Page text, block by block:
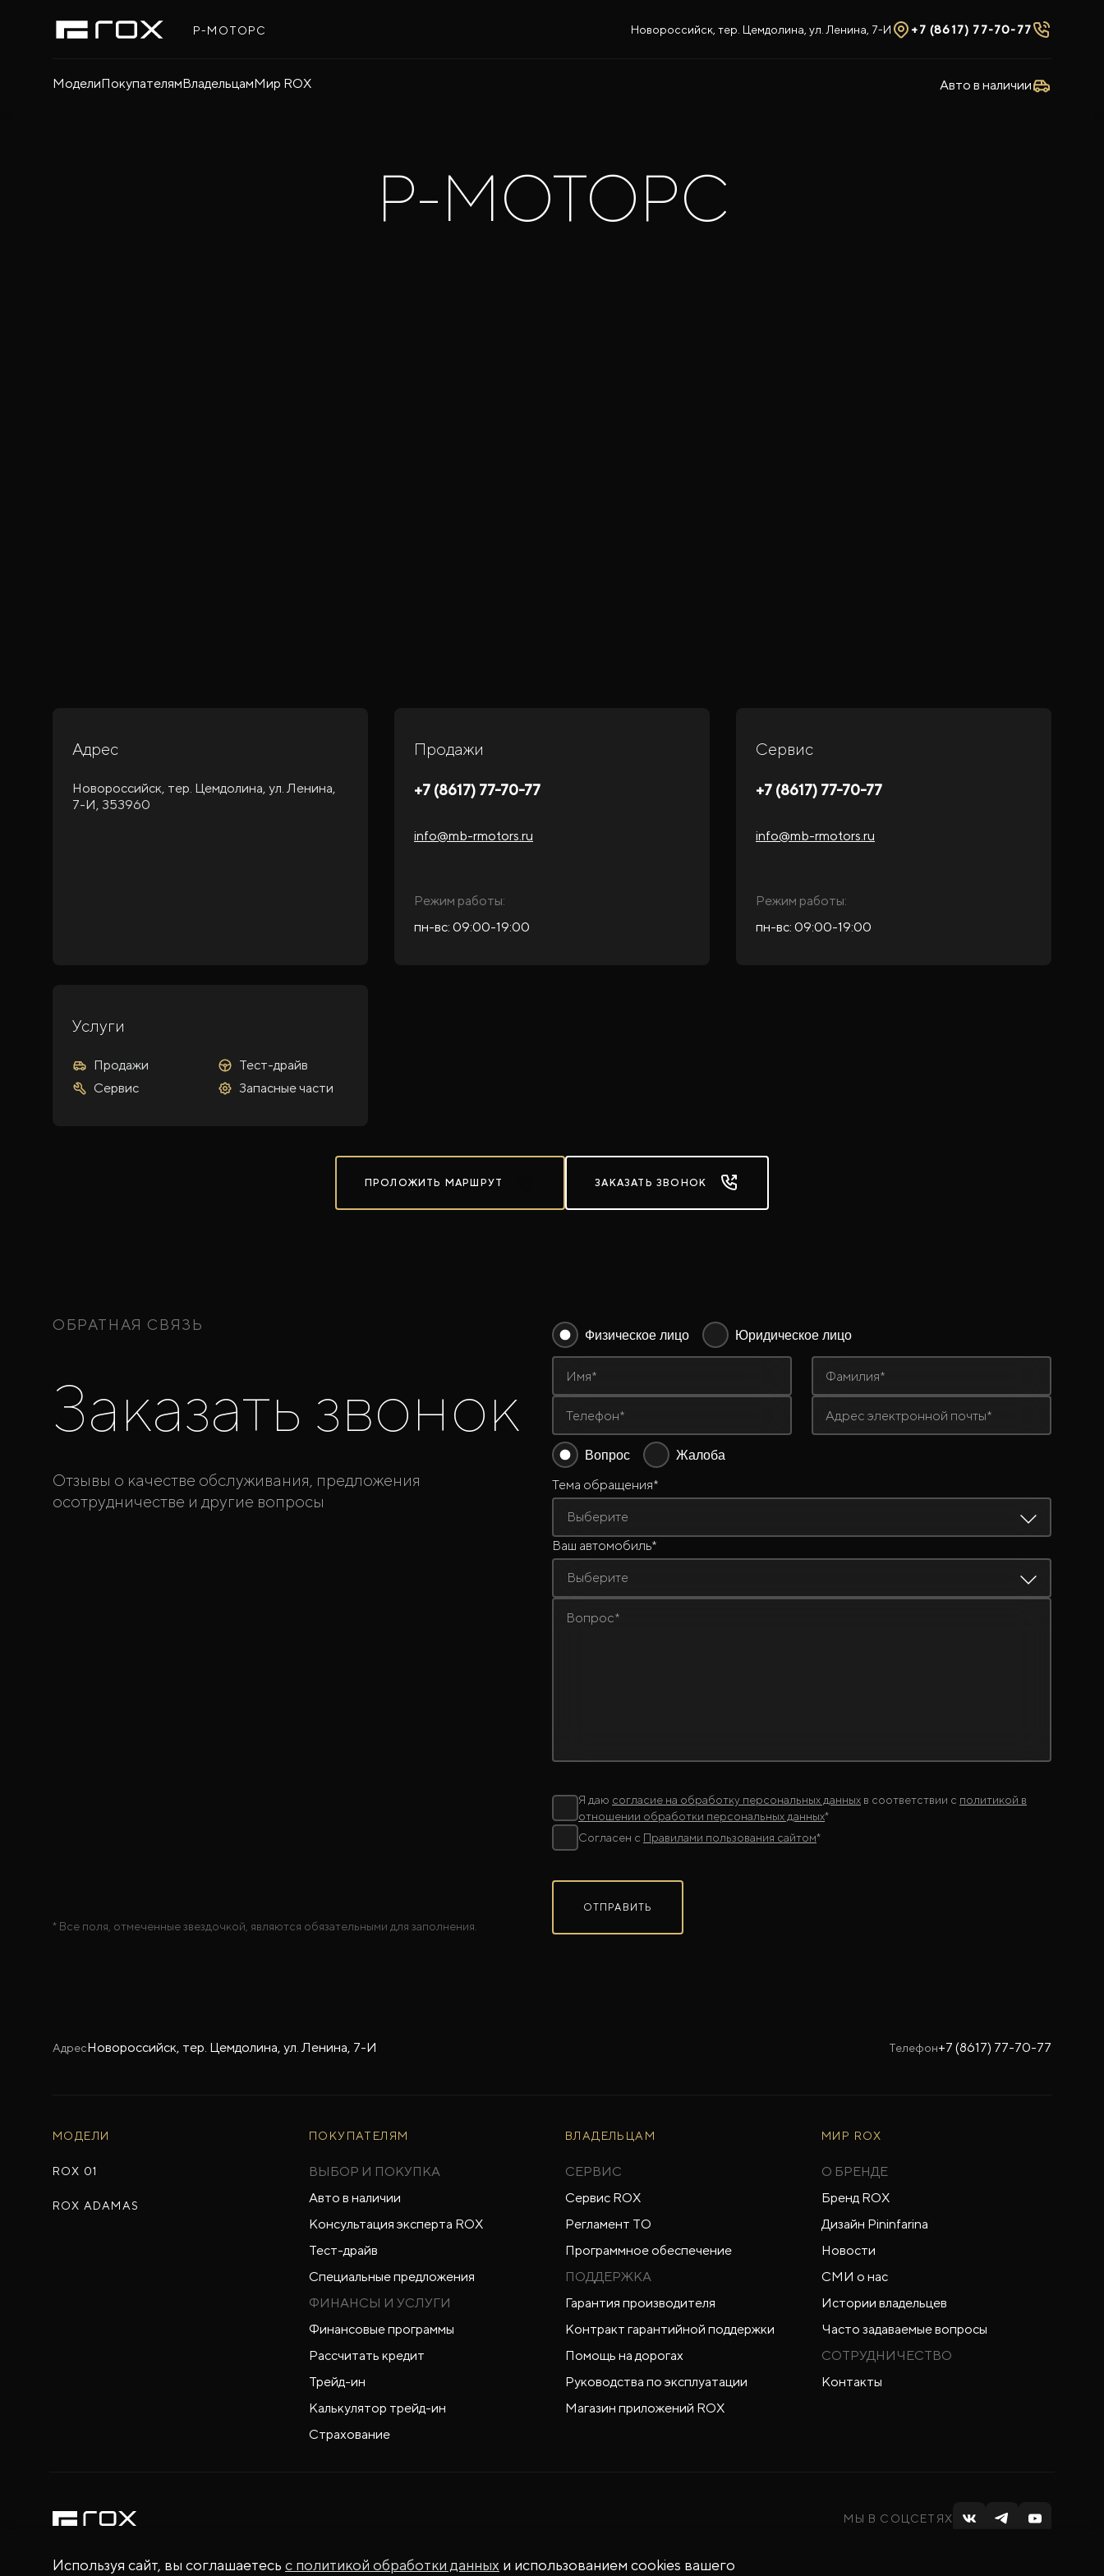
Р-МОТОРС Новороссийск, тер. Цемдолина, ул. Ленина, 7-И +7 (8617) 77-70-77
МоделиПокупателямВладельцамМир ROX Авто в наличии
Р-МОТОРС
Адрес
Новороссийск, тер. Цемдолина, ул. Ленина,
7-И, 353960
Продажи
+7 (8617) 77-70-77
info@mb-rmotors.ru
Режим работы:
пн-вс: 09:00-19:00
Сервис
+7 (8617) 77-70-77
info@mb-rmotors.ru
Режим работы:
пн-вс: 09:00-19:00
Услуги
Продажи
Тест-драйв
Сервис
Запасные части
ПРОЛОЖИТЬ МАРШРУТ ЗАКАЗАТЬ ЗВОНОК
ОБРАТНАЯ СВЯЗЬ
Заказать звонок
Отзывы о качестве обслуживания, предложения
осотрудничестве и другие вопросы
* Все поля, отмеченные звездочкой, являются обязательными для заполнения.
Физическое лицо Юридическое лицо
Имя* Фамилия*
Телефон* Адрес электронной почты*
Вопрос Жалоба
Тема обращения*
Выберите
Ваш автомобиль*
Выберите
Вопрос*
Я даю согласие на обработку персональных данных в соответствии с политикой в
отношении обработки персональных данных*
Согласен с Правилами пользования сайтом*
ОТПРАВИТЬ
АдресНовороссийск, тер. Цемдолина, ул. Ленина, 7-И Телефон+7 (8617) 77-70-77
МОДЕЛИ
ROX 01
ROX ADAMAS
ПОКУПАТЕЛЯМ
ВЫБОР И ПОКУПКА
Авто в наличии
Консультация эксперта ROX
Тест-драйв
Специальные предложения
ФИНАНСЫ И УСЛУГИ
Финансовые программы
Рассчитать кредит
Трейд-ин
Калькулятор трейд-ин
Страхование
ВЛАДЕЛЬЦАМ
СЕРВИС
Сервис ROX
Регламент ТО
Программное обеспечение
ПОДДЕРЖКА
Гарантия производителя
Контракт гарантийной поддержки
Помощь на дорогах
Руководства по эксплуатации
Магазин приложений ROX
МИР ROX
О БРЕНДЕ
Бренд ROX
Дизайн Pininfarina
Новости
СМИ о нас
Истории владельцев
Часто задаваемые вопросы
СОТРУДНИЧЕСТВО
Контакты
МЫ В СОЦСЕТЯХ
Используя сайт, вы соглашаетесь с политикой обработки данных и использованием cookies вашего